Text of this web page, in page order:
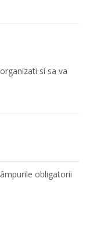
si sa va
obligatorii